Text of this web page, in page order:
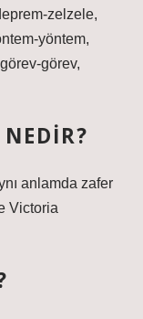
zelzele,
yöntem,
görev,
Victoria